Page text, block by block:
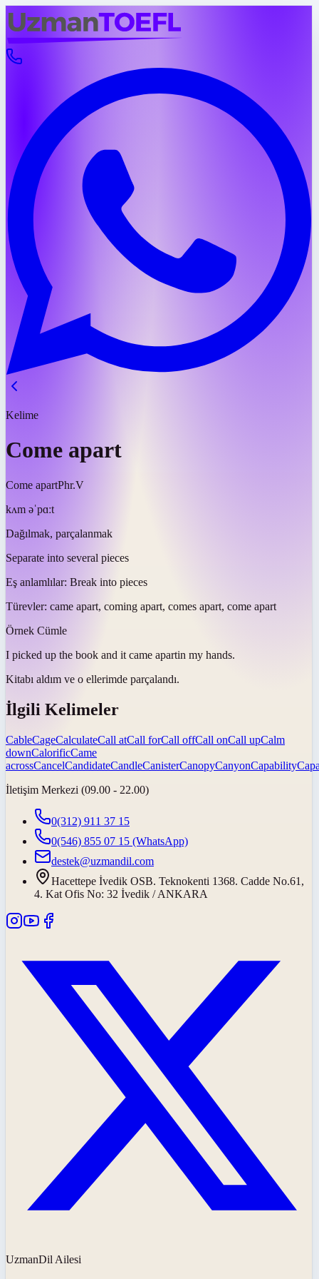
Kelime
Come apart
Come apartPhr.V
kʌm əˈpɑːt
Dağılmak, parçalanmak
Separate into several pieces
Eş anlamlılar: Break into pieces
Türevler: came apart, coming apart, comes apart, come apart
Örnek Cümle
I picked up the book and it came apartin my hands.
Kitabı aldım ve o ellerimde parçalandı.
İlgili Kelimeler
CableCageCalculateCall atCall forCall offCall onCall upCalm
downCalorificCame
acrossCancelCandidateCandleCanisterCanopyCanyonCapability
İletişim Merkezi (09.00 - 22.00)
0(312) 911 37 15
0(546) 855 07 15 (WhatsApp)
destek@uzmandil.com
Hacettepe İvedik OSB. Teknokenti 1368. Cadde No.61,
4. Kat Ofis No: 32 İvedik / ANKARA
UzmanDil Ailesi